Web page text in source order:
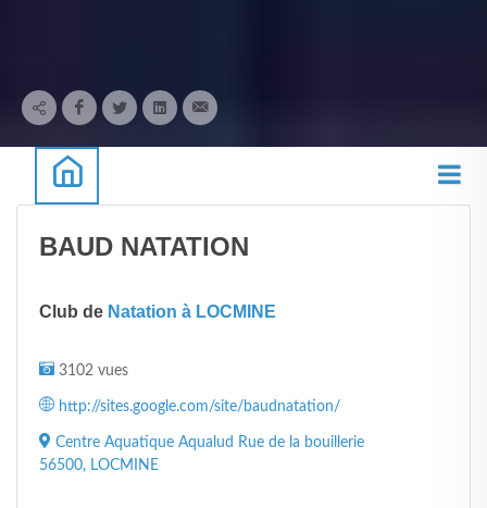
BAUD NATATION
Club de Natation à LOCMINE
3102 vues
http://sites.google.com/site/baudnatation/
Centre Aquatique Aqualud Rue de la bouillerie
56500, LOCMINE